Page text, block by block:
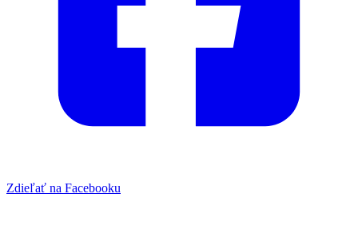
Zdieľať na Facebooku